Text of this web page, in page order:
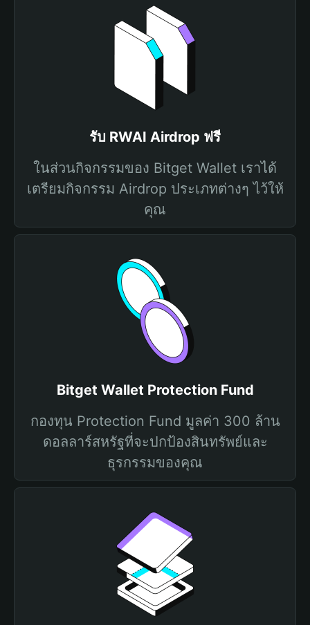
รับ RWAI Airdrop ฟรี
ในส่วนกิจกรรมของ Bitget Wallet เราได้
เตรียมกิจกรรม Airdrop ประเภทต่างๆ ไว้ให้
คุณ
Bitget Wallet Protection Fund
กองทุน Protection Fund มูลค่า 300 ล้าน
ดอลลาร์สหรัฐที่จะปกป้องสินทรัพย์และ
ธุรกรรมของคุณ